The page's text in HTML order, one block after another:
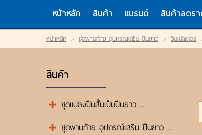
TH /EN
LOGIN
OR
My Wishlist
แบรนด์
สินค้าลดราคา
เข้าสู่ระบบ
หน้าหลัก สินค้า แบรนด์ สินค้าลดร
หน้าหลัก > ชุดพานท้าย อุปกรณ์เสริม ปืนยาว > วินเชสเตอร์
สินค้า
ชุดแปลงปืนสั้นเป็นปืนยาว ...
ชุดพานท้าย อุปกรณ์เสริม ปืนยาว ...